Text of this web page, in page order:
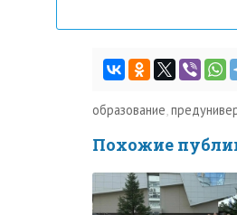
образование
Похожие